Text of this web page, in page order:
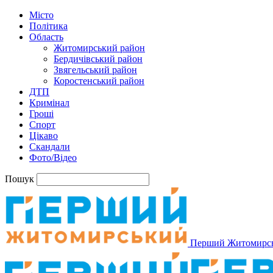
Місто
Політика
Область
Житомирський район
Бердичівський район
Звягельський район
Коростенський район
ДТП
Кримінал
Гроші
Спорт
Цікаво
Скандали
Фото/Відео
Пошук
Перший